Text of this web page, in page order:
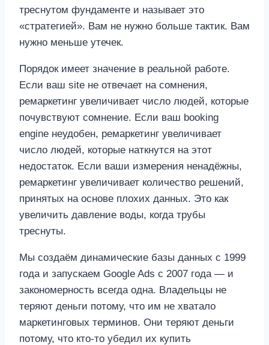
треснутом фундаменте и называет это
«стратегией». Вам не нужно больше тактик. Вам
нужно меньше утечек.
Порядок имеет значение в реальной работе.
Если ваш site не отвечает на сомнения,
ремаркетинг увеличивает число людей, которые
почувствуют сомнение. Если ваш booking
engine неудобен, ремаркетинг увеличивает
число людей, которые наткнутся на этот
недостаток. Если ваши измерения ненадёжны,
ремаркетинг увеличивает количество решений,
принятых на основе плохих данных. Это как
увеличить давление воды, когда трубы
треснуты.
Мы создаём динамические базы данных с 1999
года и запускаем Google Ads с 2007 года — и
закономерность всегда одна. Владельцы не
теряют деньги потому, что им не хватало
маркетинговых терминов. Они теряют деньги
потому, что кто‑то убедил их купить